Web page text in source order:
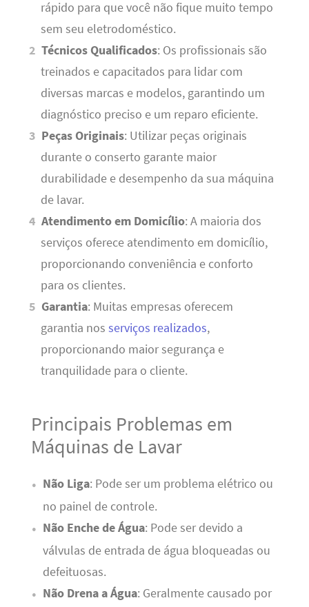
rápido para que você não fique muito tempo
sem seu eletrodoméstico.
Técnicos Qualificados: Os profissionais são
treinados e capacitados para lidar com
diversas marcas e modelos, garantindo um
diagnóstico preciso e um reparo eficiente.
Peças Originais: Utilizar peças originais
durante o conserto garante maior
durabilidade e desempenho da sua máquina
de lavar.
Atendimento em Domicílio: A maioria dos
serviços oferece atendimento em domicílio,
proporcionando conveniência e conforto
para os clientes.
Garantia: Muitas empresas oferecem
garantia nos serviços realizados,
proporcionando maior segurança e
tranquilidade para o cliente.
Principais Problemas em
Máquinas de Lavar
Não Liga: Pode ser um problema elétrico ou
no painel de controle.
Não Enche de Água: Pode ser devido a
válvulas de entrada de água bloqueadas ou
defeituosas.
Não Drena a Água: Geralmente causado por